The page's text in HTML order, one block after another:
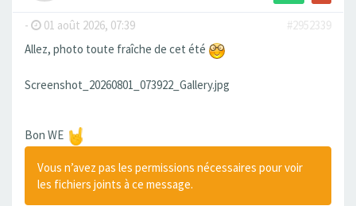
- 01 août 2026, 07:39
#2952339
Allez, photo toute fraîche de cet été
Screenshot_20260801_073922_Gallery.jpg
Bon WE
Vous n’avez pas les permissions nécessaires pour voir
les fichiers joints à ce message.